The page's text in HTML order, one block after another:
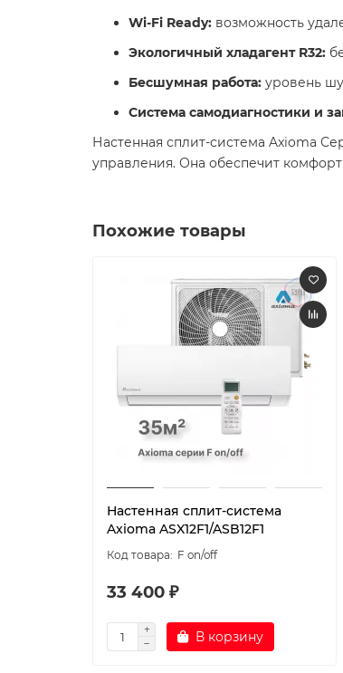
Wi-Fi Ready: возможность
Экологичный хладагент R32:
Бесшумная работа: уровень
Система самодиагностики и
Настенная сплит-система Axioma
управления. Она обеспечит
Похожие товары
Настенная сплит-система
Axioma ASX12F1/ASB12F1
F on/off
33 400 ₽
В корзину